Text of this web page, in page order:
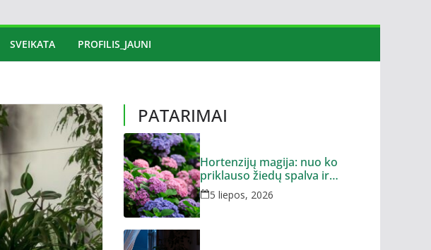
SVEIKATA PROFILIS_JAUNI
PATARIMAI
Hortenzijų magija: nuo ko
priklauso žiedų spalva ir
dydis?
5 liepos, 2026